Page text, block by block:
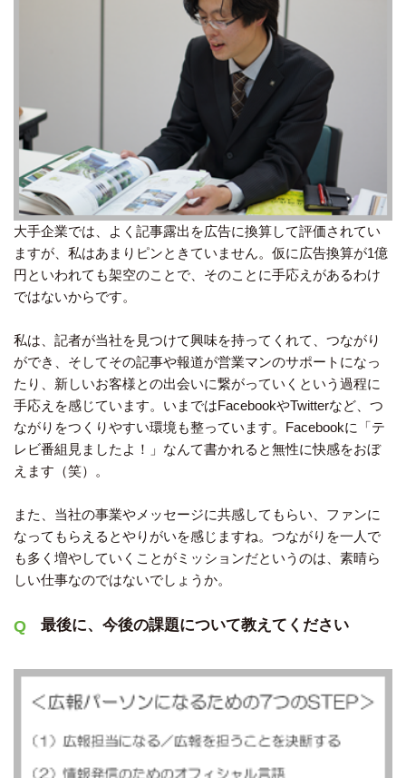
大手企業では、よく記事露出を広告に換算して評価されてい
ますが、私はあまりピンときていません。仮に広告換算が1億
円といわれても架空のことで、そのことに手応えがあるわけ
ではないからです。
私は、記者が当社を見つけて興味を持ってくれて、つながり
ができ、そしてその記事や報道が営業マンのサポートになっ
たり、新しいお客様との出会いに繋がっていくという過程に
手応えを感じています。いまではFacebookやTwitterなど、つ
ながりをつくりやすい環境も整っています。Facebookに「テ
レビ番組見ましたよ！」なんて書かれると無性に快感をおぼ
えます（笑）。
また、当社の事業やメッセージに共感してもらい、ファンに
なってもらえるとやりがいを感じますね。つながりを一人で
も多く増やしていくことがミッションだというのは、素晴ら
しい仕事なのではないでしょうか。
最後に、今後の課題について教えてください